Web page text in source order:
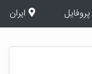
پروفایل ایران